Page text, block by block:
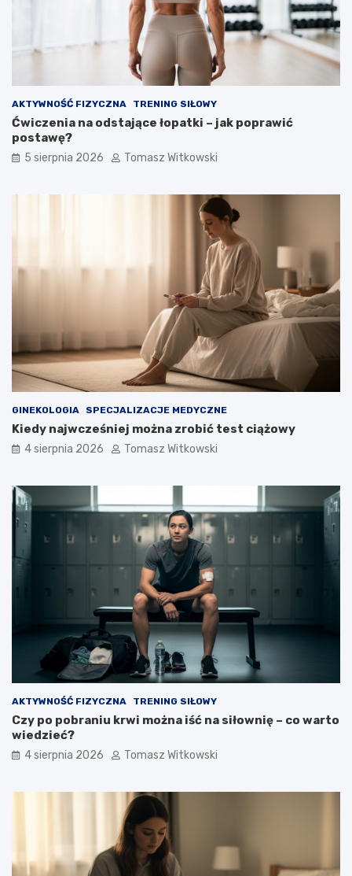
AKTYWNOŚĆ FIZYCZNA TRENING SIŁOWY
Ćwiczenia na odstające łopatki – jak poprawić
postawę?
5 sierpnia 2026 Tomasz Witkowski
GINEKOLOGIA SPECJALIZACJE MEDYCZNE
Kiedy najwcześniej można zrobić test ciążowy
4 sierpnia 2026 Tomasz Witkowski
AKTYWNOŚĆ FIZYCZNA TRENING SIŁOWY
Czy po pobraniu krwi można iść na siłownię – co warto
wiedzieć?
4 sierpnia 2026 Tomasz Witkowski